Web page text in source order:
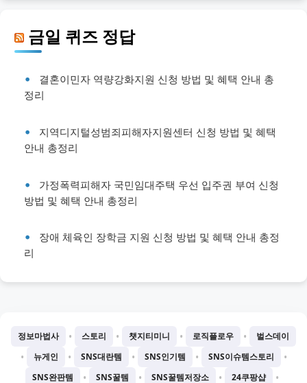
금일 퀴즈 정답
결혼이민자 역량강화지원 신청 방법 및 혜택 안내 총
정리
지역디지털성범죄피해자지원센터 신청 방법 및 혜택
안내 총정리
가정폭력피해자 국민임대주택 우선 입주권 부여 신청
방법 및 혜택 안내 총정리
장애 체육인 장학금 지원 신청 방법 및 혜택 안내 총정
리
정보마법사 • 스토리 • 챗지티미니 • 로직플로우 • 벌스데이
• 뉴게인 • SNS대란템 • SNS인기템 • SNS이슈템스토리 •
SNS완판템 • SNS꿀템 • SNS꿀템저장소 • 24쿠팡샵 •